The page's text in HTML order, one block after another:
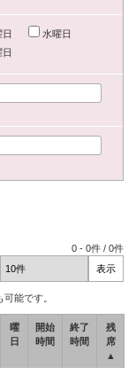
日
水曜日
日
0 -0件 /0件
能です。
曜
日
開始
時間
終了
時間
残
席
▲